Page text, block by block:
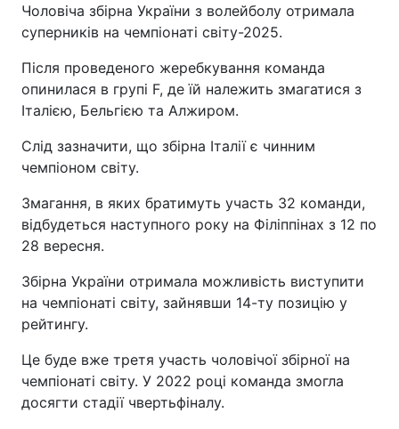
Чоловіча збірна України з волейболу отримала
суперників на чемпіонаті світу-2025.
Після проведеного жеребкування команда
опинилася в групі F, де їй належить змагатися з
Італією, Бельгією та Алжиром.
Слід зазначити, що збірна Італії є чинним
чемпіоном світу.
Змагання, в яких братимуть участь 32 команди,
відбудеться наступного року на Філіппінах з 12 по
28 вересня.
Збірна України отримала можливість виступити
на чемпіонаті світу, зайнявши 14-ту позицію у
рейтингу.
Це буде вже третя участь чоловічої збірної на
чемпіонаті світу. У 2022 році команда змогла
досягти стадії чвертьфіналу.